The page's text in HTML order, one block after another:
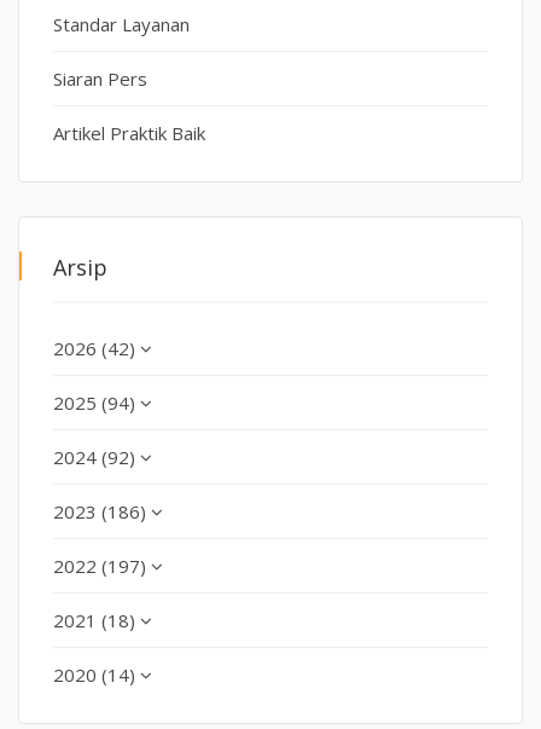
Standar Layanan
Siaran Pers
Artikel Praktik Baik
Arsip
2026 (42)
2025 (94)
2024 (92)
2023 (186)
2022 (197)
2021 (18)
2020 (14)